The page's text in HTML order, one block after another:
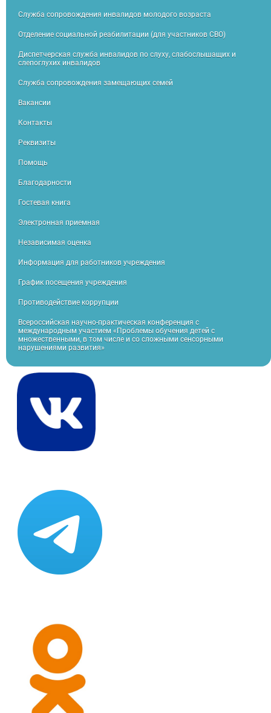
Служба сопровождения инвалидов молодого возраста
Отделение социальной реабилитации (для участников СВО)
Диспетчерская служба инвалидов по слуху, слабослышащих и
слепоглухих инвалидов
Служба сопровождения замещающих семей
Вакансии
Контакты
Реквизиты
Помощь
Благодарности
Гостевая книга
Электронная приемная
Независимая оценка
Информация для работников учреждения
График посещения учреждения
Противодействие коррупции
Всероссийская научно-практическая конференция с
международным участием «Проблемы обучения детей с
множественными, в том числе и со сложными сенсорными
нарушениями развития»